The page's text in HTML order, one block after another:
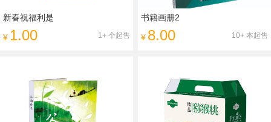
新春祝福利是
¥ 1.00 1+ 个起售
书籍画册2
¥ 8.00 10+ 本起售